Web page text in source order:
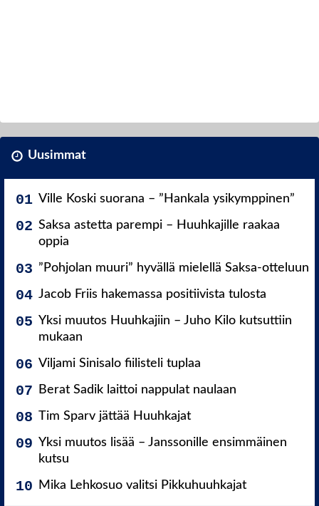
Uusimmat
Ville Koski suorana – ”Hankala ysikymppinen”
Saksa astetta parempi – Huuhkajille raakaa
oppia
”Pohjolan muuri” hyvällä mielellä Saksa-otteluun
Jacob Friis hakemassa positiivista tulosta
Yksi muutos Huuhkajiin – Juho Kilo kutsuttiin
mukaan
Viljami Sinisalo fiilisteli tuplaa
Berat Sadik laittoi nappulat naulaan
Tim Sparv jättää Huuhkajat
Yksi muutos lisää – Janssonille ensimmäinen
kutsu
Mika Lehkosuo valitsi Pikkuhuuhkajat